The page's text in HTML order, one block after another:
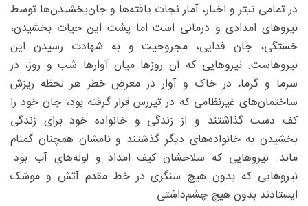
در تمامی تیتر و اخبار، آمار نجات یافته‌ها و جان‌بخشیدن‌ها توسط
نیروهای امدادی و درمانی است اما پشت این حیات بخشیدن،
خستگی، جان فدایی، مجروحیت و به شهادت رسیدن این
نیروهاست. نیروهایی که آن روزها میان آوارها شب و روز، در
سرما و گرما، در خاک و آوار در معرض خطر هر لحظه ریزش
ساختمان‌های غیرنظامی که در تیررس قرار گرفته بود، جان خود را
کف دست گذاشتند و از زندگی و خانواده خود برای زندگی
بخشیدن به خانواده‌های دیگر گذشتند و نامشان همچنان گمنام
ماند. نیروهایی که سلاحشان کیف امداد و لوله‌های آب بود.
نیروهایی که بدون هیچ سنگری در خط مقدم آتش و موشک
ایستادند بدون هیچ چشم‌داشتی.